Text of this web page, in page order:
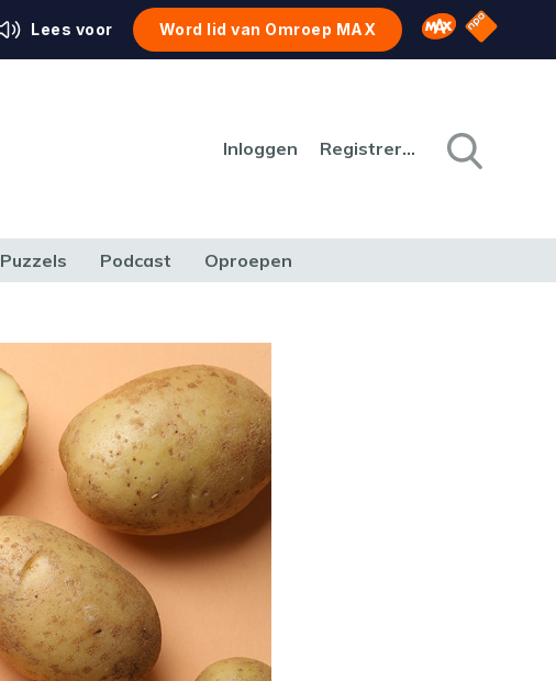
Lees voor Word lid van Omroep MAX Omroep MAX
NPO
Inloggen Registreren
Puzzels Podcast Oproepen